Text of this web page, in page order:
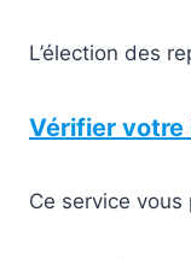
L’élection des
Vérifier votre
Ce service vous